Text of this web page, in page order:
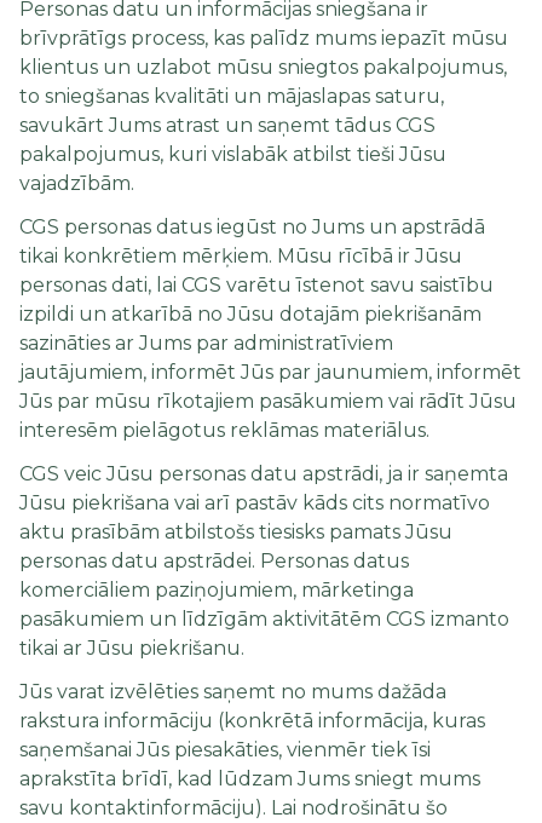
Personas datu un informācijas sniegšana ir
brīvprātīgs process, kas palīdz mums iepazīt mūsu
klientus un uzlabot mūsu sniegtos pakalpojumus,
to sniegšanas kvalitāti un mājaslapas saturu,
savukārt Jums atrast un saņemt tādus CGS
pakalpojumus, kuri vislabāk atbilst tieši Jūsu
vajadzībām.
CGS personas datus iegūst no Jums un apstrādā
tikai konkrētiem mērķiem. Mūsu rīcībā ir Jūsu
personas dati, lai CGS varētu īstenot savu saistību
izpildi un atkarībā no Jūsu dotajām piekrišanām
sazināties ar Jums par administratīviem
jautājumiem, informēt Jūs par jaunumiem, informēt
Jūs par mūsu rīkotajiem pasākumiem vai rādīt Jūsu
interesēm pielāgotus reklāmas materiālus.
CGS veic Jūsu personas datu apstrādi, ja ir saņemta
Jūsu piekrišana vai arī pastāv kāds cits normatīvo
aktu prasībām atbilstošs tiesisks pamats Jūsu
personas datu apstrādei. Personas datus
komerciāliem paziņojumiem, mārketinga
pasākumiem un līdzīgām aktivitātēm CGS izmanto
tikai ar Jūsu piekrišanu.
Jūs varat izvēlēties saņemt no mums dažāda
rakstura informāciju (konkrētā informācija, kuras
saņemšanai Jūs piesakāties, vienmēr tiek īsi
aprakstīta brīdī, kad lūdzam Jums sniegt mums
savu kontaktinformāciju). Lai nodrošinātu šo